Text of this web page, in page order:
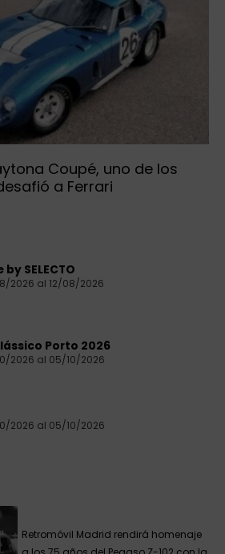
Coupé, uno de los
a Ferrari
by SELECTO
2026 al 12/08/2026
Porto 2026
2026 al 05/10/2026
2026 al 05/10/2026
Retromóvil Madrid rendirá homenaje